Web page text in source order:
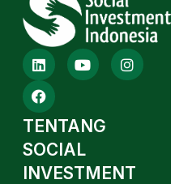
TENTANG
SOCIAL
INVESTMENT